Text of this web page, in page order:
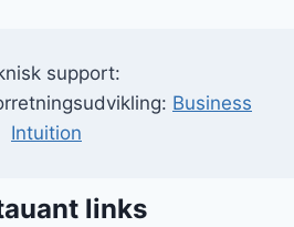
support:
Business
Intuition
links